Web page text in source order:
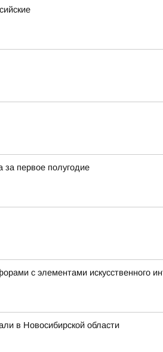
первое полугодие
с элементами искусственного
в Новосибирской области